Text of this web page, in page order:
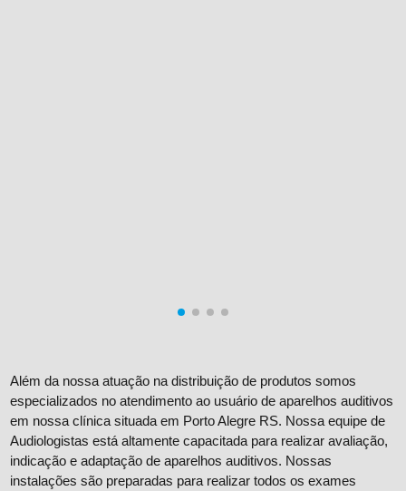
Além da nossa atuação na distribuição de produtos somos
especializados no atendimento ao usuário de aparelhos auditivos
em nossa clínica situada em Porto Alegre RS. Nossa equipe de
Audiologistas está altamente capacitada para realizar avaliação,
indicação e adaptação de aparelhos auditivos. Nossas
instalações são preparadas para realizar todos os exames